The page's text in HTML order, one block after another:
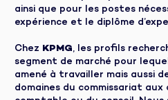
ainsi que pour les postes
expérience et le diplôme
Chez KPMG, les profils
segment de marché pour
amené à travailler mais aussi
domaines du commissariat